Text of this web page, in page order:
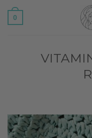
Salta
0